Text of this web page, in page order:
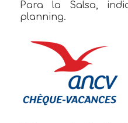
Para la Salsa,
planning.